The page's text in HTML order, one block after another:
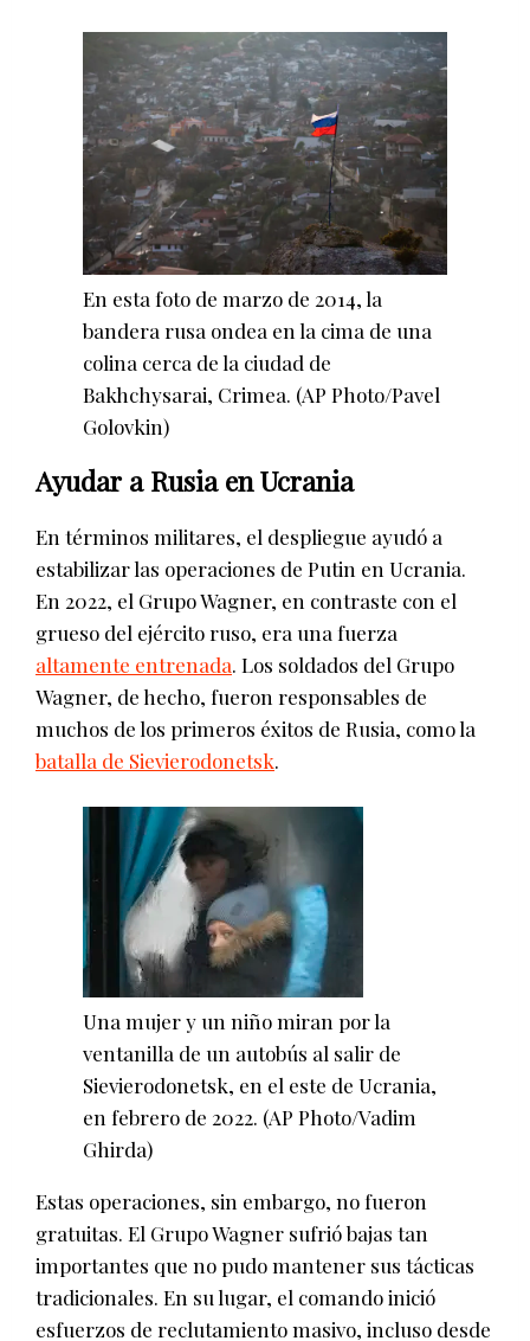
En esta foto de marzo de 2014, la
bandera rusa ondea en la cima de una
colina cerca de la ciudad de
Bakhchysarai, Crimea. (AP Photo/Pavel
Golovkin)
Ayudar a Rusia en Ucrania
En términos militares, el despliegue ayudó a
estabilizar las operaciones de Putin en Ucrania.
En 2022, el Grupo Wagner, en contraste con el
grueso del ejército ruso, era una fuerza
altamente entrenada. Los soldados del Grupo
Wagner, de hecho, fueron responsables de
muchos de los primeros éxitos de Rusia, como la
batalla de Sievierodonetsk.
Una mujer y un niño miran por la
ventanilla de un autobús al salir de
Sievierodonetsk, en el este de Ucrania,
en febrero de 2022. (AP Photo/Vadim
Ghirda)
Estas operaciones, sin embargo, no fueron
gratuitas. El Grupo Wagner sufrió bajas tan
importantes que no pudo mantener sus tácticas
tradicionales. En su lugar, el comando inició
esfuerzos de reclutamiento masivo, incluso desde